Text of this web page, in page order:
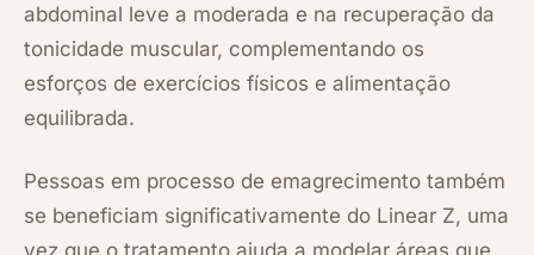
abdominal leve a moderada e na recuperação da
tonicidade muscular, complementando os
esforços de exercícios físicos e alimentação
equilibrada.
Pessoas em processo de emagrecimento também
se beneficiam significativamente do Linear Z, uma
vez que o tratamento ajuda a modelar áreas que